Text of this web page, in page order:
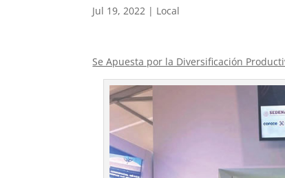
Jul 19, 2022 | Local
Se Apuesta por la Diversificación